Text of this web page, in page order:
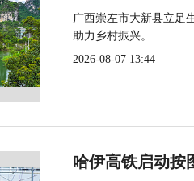
广西崇左市大新县立足
助力乡村振兴。
2026-08-07 13:44
哈伊高铁启动按